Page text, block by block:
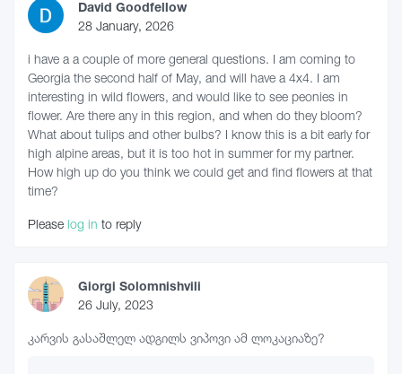
David Goodfellow
28 January, 2026
i have a a couple of more general questions. I am coming to
Georgia the second half of May, and will have a 4x4. I am
interesting in wild flowers, and would like to see peonies in
flower. Are there any in this region, and when do they bloom?
What about tulips and other bulbs? I know this is a bit early for
high alpine areas, but it is too hot in summer for my partner.
How high up do you think we could get and find flowers at that
time?
Please log in to reply
Giorgi Solomnishvili
26 July, 2023
კარვის გასაშლელ ადგილს ვიპოვი ამ ლოკაციაზე?